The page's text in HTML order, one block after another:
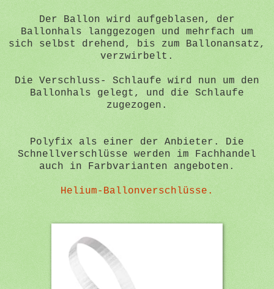
Der Ballon wird aufgeblasen, der
Ballonhals langgezogen und mehrfach um
sich selbst drehend, bis zum Ballonansatz,
verzwirbelt.
Die Verschluss- Schlaufe wird nun um den
Ballonhals gelegt, und die Schlaufe
zugezogen.
Polyfix als einer der Anbieter. Die
Schnellverschlüsse werden im Fachhandel
auch in Farbvarianten angeboten.
Helium-Ballonverschlüsse.